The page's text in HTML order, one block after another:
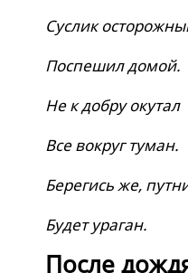
Суслик
Поспешил домой.
Не к добру окутал
Все вокруг туман.
Берегись же,
Будет ураган.
После